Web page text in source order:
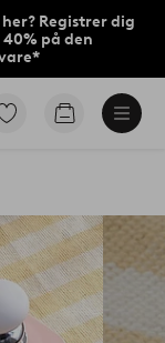
her? Registrer dig
på den
Gå
Gå